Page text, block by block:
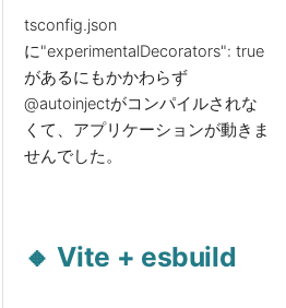
tsconfig.json
に"experimentalDecorators": true
があるにもかかわらず
@autoinjectがコンパイルされな
くて、アプリケーションが動きま
せんでした。
🔸 Vite + esbuild